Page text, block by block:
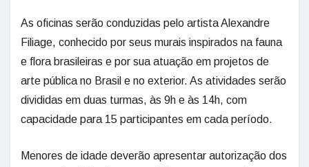
As oficinas serão conduzidas pelo artista Alexandre
Filiage, conhecido por seus murais inspirados na fauna
e flora brasileiras e por sua atuação em projetos de
arte pública no Brasil e no exterior. As atividades serão
divididas em duas turmas, às 9h e às 14h, com
capacidade para 15 participantes em cada período.
Menores de idade deverão apresentar autorização dos